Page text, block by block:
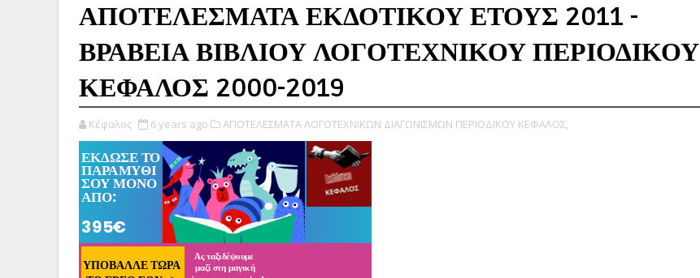
ΑΠΟΤΕΛΕΣΜΑΤΑ ΕΚΔΟΤΙΚΟΥ ΕΤΟΥΣ 2011 -
ΒΡΑΒΕΙΑ ΒΙΒΛΙΟΥ ΛΟΓΟΤΕΧΝΙΚΟΥ ΠΕΡΙΟΔΙΚΟΥ
ΚΕΦΑΛΟΣ 2000-2019
Κέφαλος 6 years ago ΑΠΟΤΕΛΕΣΜΑΤΑ ΛΟΓΟΤΕΧΝΙΚΩΝ ΔΙΑΓΩΝΙΣΜΩΝ ΠΕΡΙΟΔΙΚΟΥ ΚΕΦΑΛΟΣ,